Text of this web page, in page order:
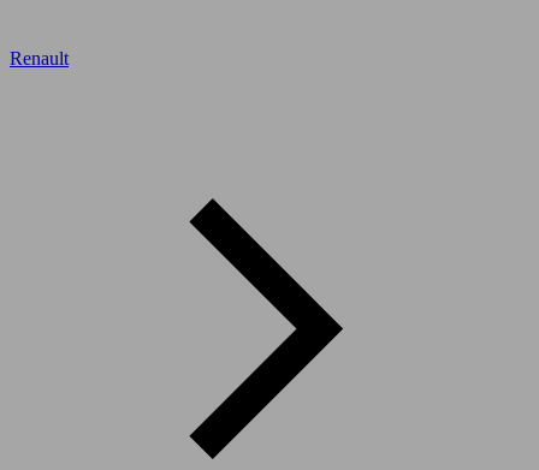
Renault